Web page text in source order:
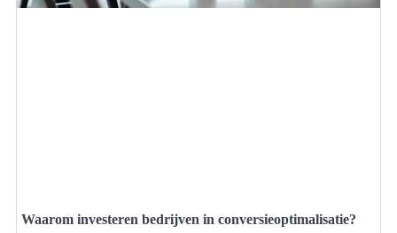
Waarom investeren bedrijven in conversieoptimalisatie?